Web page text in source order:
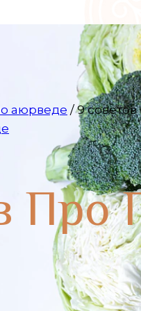
аюрведе / 9
Про